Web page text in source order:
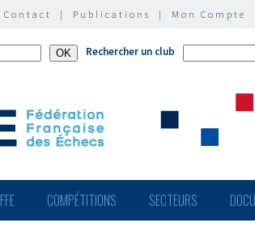
Contact | Publications | Mon Compte
Rechercher un club
FFE COMPÉTITIONS SECTEURS